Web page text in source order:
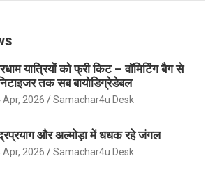
यात्रियों को फ्री किट – वॉमिटिंग बैग से
तक सब बायोडिग्रेडेबल
Apr, 2026 Samachar4u Desk
और अल्मोड़ा में धधक रहे जंगल
Apr, 2026 Samachar4u Desk